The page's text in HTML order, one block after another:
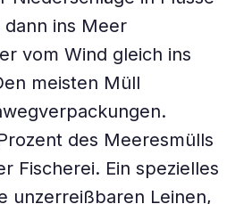
ins Meer
vom Wind gleich ins
meisten Müll
des Meeresmülls
Fischerei. Ein spezielles
unzerreißbaren Leinen,